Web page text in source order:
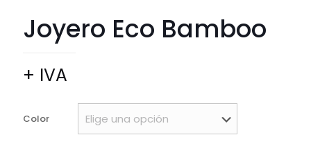
Joyero Eco Bamboo
+ IVA
Color